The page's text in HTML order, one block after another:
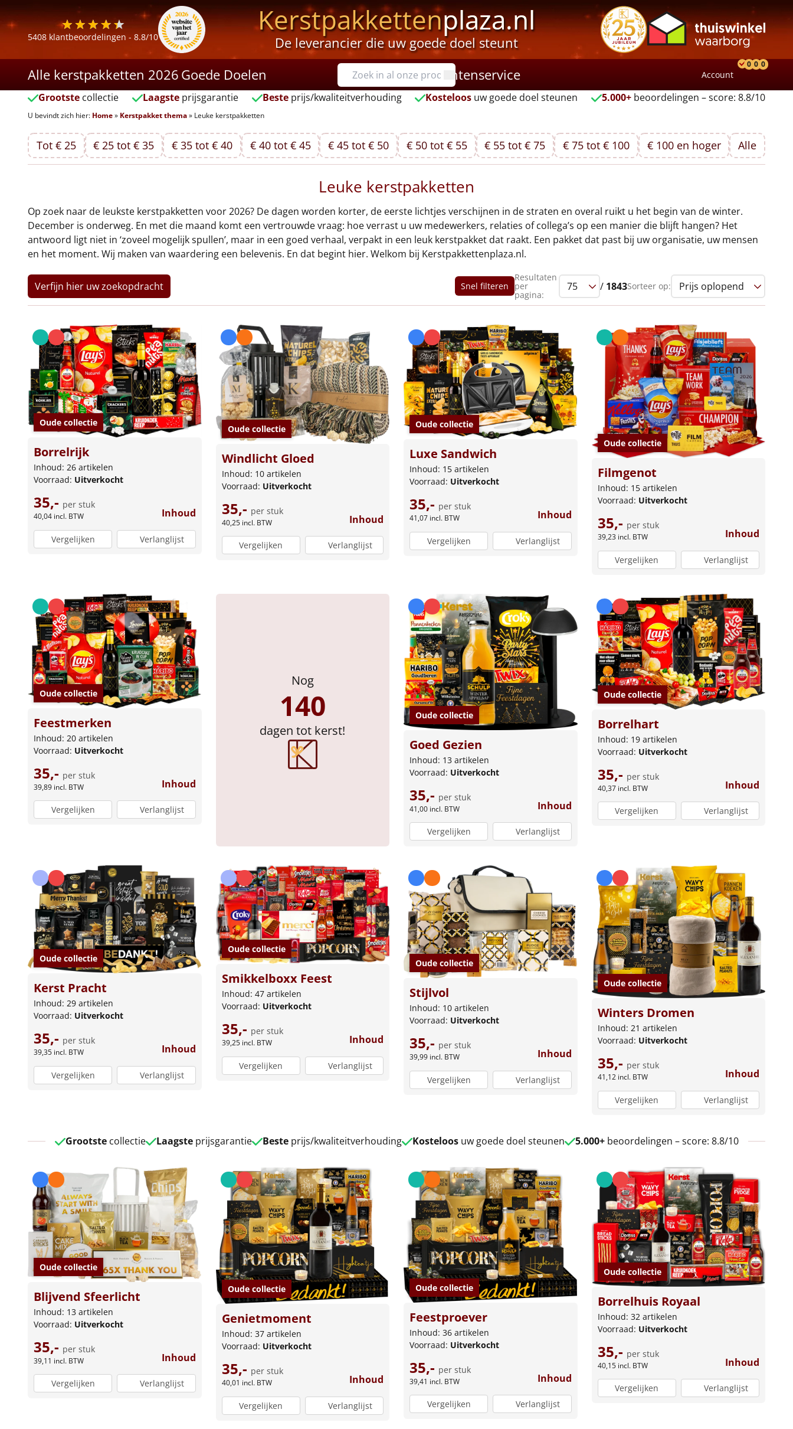
5408 klantbeoordelingen - 8.8/10 Kerstpakkettenplaza.nl
De leverancier die uw goede doel steunt
Alle kerstpakketten 2026 Goede Doelen Klantenservice Account
0 0 0
Grootste collectie Laagsteprijsgarantie Besteprijs/kwaliteitverhouding Kosteloos uw goede doel steunen 5.000+ beoordelingen – score: 8.8/10
U bevindt zich hier: Home» Kerstpakket thema» Leuke kerstpakketten
Tot € 25 € 25 tot € 35 € 35 tot € 40 € 40 tot € 45 € 45 tot € 50 € 50 tot € 55 € 55 tot € 75 € 75 tot € 100 € 100 en hoger Alle
Leuke kerstpakketten
Op zoek naar de leukste kerstpakketten voor 2026? De dagen worden korter, de eerste lichtjes verschijnen in de straten en overal ruikt u het begin van de winter.
December is onderweg. En met die maand komt een vertrouwde vraag: hoe verrast u uw medewerkers, relaties of collega’s op een manier die blijft hangen? Het
antwoord ligt niet in ‘zoveel mogelijk spullen’, maar in een goed verhaal, verpakt in een leuk kerstpakket dat raakt. Een pakket dat past bij uw organisatie, uw mensen
en het moment. Wij maken van waardering een belevenis. En dat begint hier. Welkom bij Kerstpakkettenplaza.nl.
Verfijn hier uw zoekopdracht Snel filteren
Resultaten
per
pagina:
/ 1843Sorteer op:
Oude collectie
Borrelrijk
Inhoud: 26 artikelen
Voorraad: Uitverkocht
35,- per stuk
40,04 incl. BTW Inhoud
Vergelijken Verlanglijst
Oude collectie
Windlicht Gloed
Inhoud: 10 artikelen
Voorraad: Uitverkocht
35,- per stuk
40,25 incl. BTW Inhoud
Vergelijken Verlanglijst
Oude collectie
Luxe Sandwich
Inhoud: 15 artikelen
Voorraad: Uitverkocht
35,- per stuk
41,07 incl. BTW Inhoud
Vergelijken Verlanglijst
Oude collectie
Filmgenot
Inhoud: 15 artikelen
Voorraad: Uitverkocht
35,- per stuk
39,23 incl. BTW Inhoud
Vergelijken Verlanglijst
Oude collectie
Feestmerken
Inhoud: 20 artikelen
Voorraad: Uitverkocht
35,- per stuk
39,89 incl. BTW Inhoud
Vergelijken Verlanglijst
Nog
140
dagen tot kerst!
Oude collectie
Goed Gezien
Inhoud: 13 artikelen
Voorraad: Uitverkocht
35,- per stuk
41,00 incl. BTW Inhoud
Vergelijken Verlanglijst
Oude collectie
Borrelhart
Inhoud: 19 artikelen
Voorraad: Uitverkocht
35,- per stuk
40,37 incl. BTW Inhoud
Vergelijken Verlanglijst
Oude collectie
Kerst Pracht
Inhoud: 29 artikelen
Voorraad: Uitverkocht
35,- per stuk
39,35 incl. BTW Inhoud
Vergelijken Verlanglijst
Oude collectie
Smikkelboxx Feest
Inhoud: 47 artikelen
Voorraad: Uitverkocht
35,- per stuk
39,25 incl. BTW Inhoud
Vergelijken Verlanglijst
Oude collectie
Stijlvol
Inhoud: 10 artikelen
Voorraad: Uitverkocht
35,- per stuk
39,99 incl. BTW Inhoud
Vergelijken Verlanglijst
Oude collectie
Winters Dromen
Inhoud: 21 artikelen
Voorraad: Uitverkocht
35,- per stuk
41,12 incl. BTW Inhoud
Vergelijken Verlanglijst
Oude collectie
Blijvend Sfeerlicht
Inhoud: 13 artikelen
Voorraad: Uitverkocht
35,- per stuk
39,11 incl. BTW Inhoud
Vergelijken Verlanglijst
Oude collectie
Genietmoment
Inhoud: 37 artikelen
Voorraad: Uitverkocht
35,- per stuk
40,01 incl. BTW Inhoud
Vergelijken Verlanglijst
Oude collectie
Feestproever
Inhoud: 36 artikelen
Voorraad: Uitverkocht
35,- per stuk
39,41 incl. BTW Inhoud
Vergelijken Verlanglijst
Oude collectie
Borrelhuis Royaal
Inhoud: 32 artikelen
Voorraad: Uitverkocht
35,- per stuk
40,15 incl. BTW Inhoud
Vergelijken Verlanglijst
Grootstecollectie Laagsteprijsgarantie Besteprijs/kwaliteitverhouding Kosteloosuw goede doel steunen 5.000+beoordelingen – score: 8.8/10